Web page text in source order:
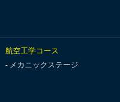
航空工学コース
メカニックステージ